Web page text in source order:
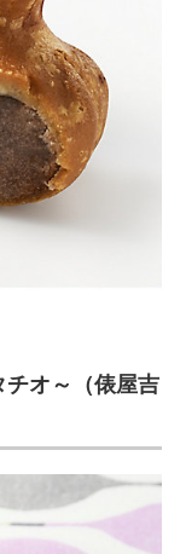
オ～（俵屋吉